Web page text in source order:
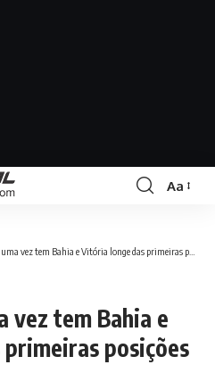
Aa
vez tem Bahia e Vitória longe das primeiras posições
vez tem Bahia e
posições